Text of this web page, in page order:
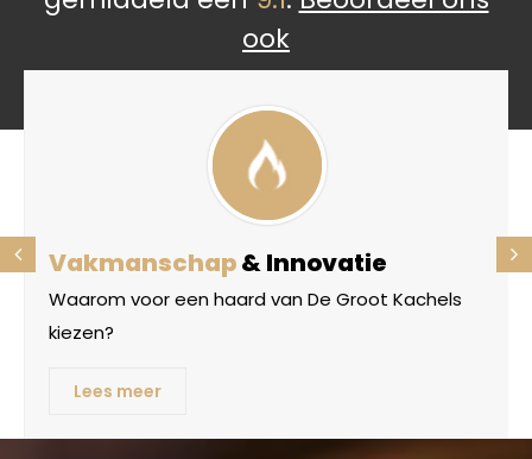
ook
Vakmanschap& Innovatie
Waarom voor een haard van De Groot Kachels
kiezen?
Lees meer